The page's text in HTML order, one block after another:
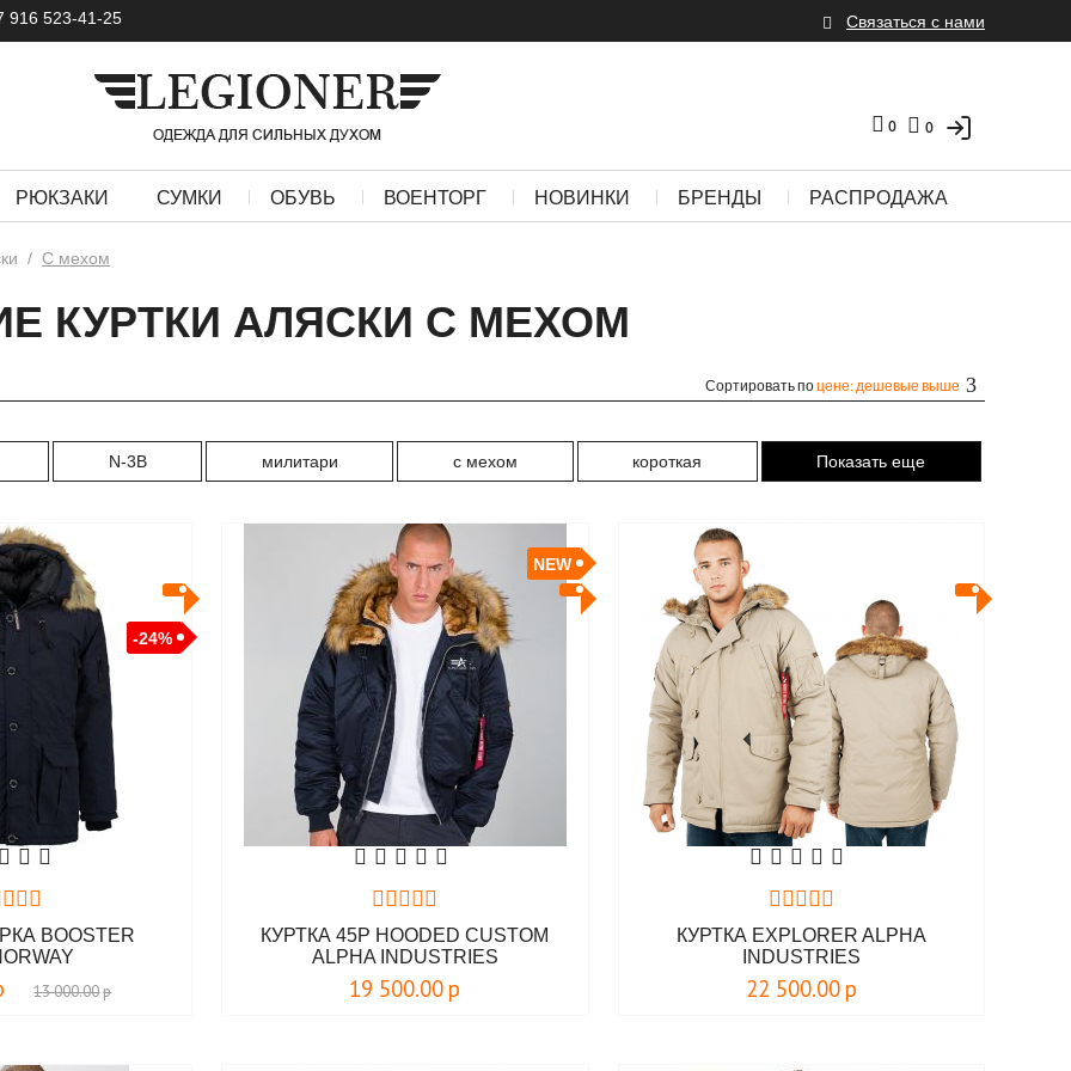
916 523-41-25 Связаться с нами
0
0
РЮКЗАКИ СУМКИ ОБУВЬ ВОЕНТОРГ НОВИНКИ БРЕНДЫ РАСПРОДАЖА
/ С мехом
КУРТКИ АЛЯСКИ С МЕХОМ
Сортировать поцене: дешевые выше
N-3B милитари с мехом короткая Показать еще
-24%
BOOSTER
13 000.00р
NEW
КУРТКА 45P HOODED CUSTOM
ALPHA INDUSTRIES
19 500.00 р
КУРТКА EXPLORER ALPHA
INDUSTRIES
22 500.00 р